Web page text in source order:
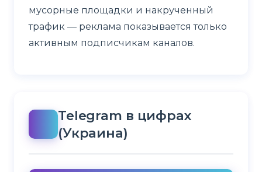
мусорные площадки и накрученный
трафик — реклама показывается только
активным подписчикам каналов.
Telegram в цифрах
(Украина)